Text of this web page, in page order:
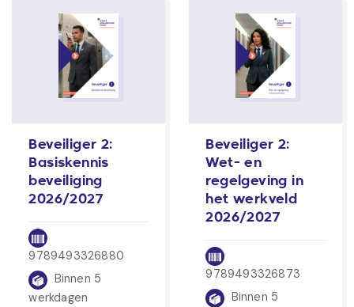
Beveiliger 2:
Basiskennis
beveiliging
2026/2027
9789493326880
Binnen 5
werkdagen
Beveiliger 2:
Wet- en
regelgeving in
het werkveld
2026/2027
9789493326873
Binnen 5